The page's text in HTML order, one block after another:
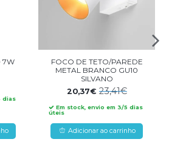
7W
dias
FOCO DE TETO/PAREDE
METAL BRANCO GU10
SILVANO
20,37€ 23,41€
Em stock, envio em 3/5 dias
úteis
Adicionar ao carrinho